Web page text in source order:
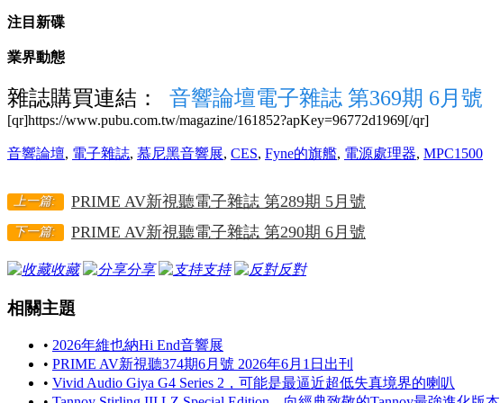
注目新碟
業界動態
雜誌購買連結： 音響論壇電子雜誌 第369期 6月號
[qr]https://www.pubu.com.tw/magazine/161852?apKey=96772d1969[/qr]
音響論壇, 電子雜誌, 慕尼黑音響展, CES, Fyne的旗艦, 電源處理器, MPC1500
上一篇: PRIME AV新視聽電子雜誌 第289期 5月號
下一篇: PRIME AV新視聽電子雜誌 第290期 6月號
收藏 分享 支持 反對
相關主題
• 2026年維也納Hi End音響展
• PRIME AV新視聽374期6月號 2026年6月1日出刊
• Vivid Audio Giya G4 Series 2，可能是最逼近超低失真境界的喇叭